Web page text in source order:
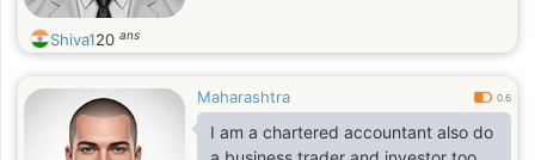
Shiva120 ans
Maharashtra 0.6
I am a chartered accountant also do